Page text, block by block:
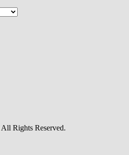
All Rights Reserved.